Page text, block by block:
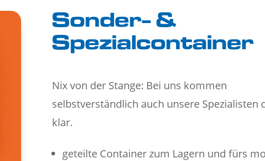
Sonder- &
Spezialcontainer
Nix von der Stange: Bei uns kommen
selbstverständlich auch unsere Spezialisten
klar.
geteilte Container zum Lagern und fürs